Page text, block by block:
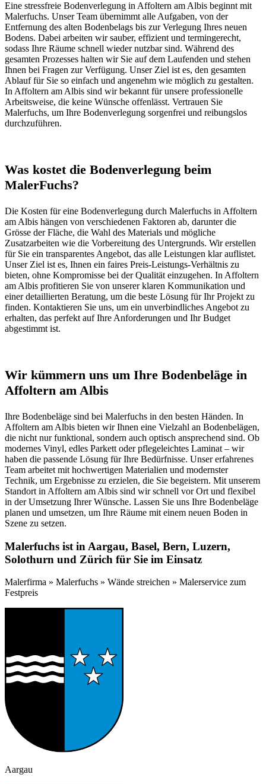
Eine stressfreie Bodenverlegung in Affoltern am Albis beginnt mit
Malerfuchs. Unser Team übernimmt alle Aufgaben, von der
Entfernung des alten Bodenbelags bis zur Verlegung Ihres neuen
Bodens. Dabei arbeiten wir sauber, effizient und termingerecht,
sodass Ihre Räume schnell wieder nutzbar sind. Während des
gesamten Prozesses halten wir Sie auf dem Laufenden und stehen
Ihnen bei Fragen zur Verfügung. Unser Ziel ist es, den gesamten
Ablauf für Sie so einfach und angenehm wie möglich zu gestalten.
In Affoltern am Albis sind wir bekannt für unsere professionelle
Arbeitsweise, die keine Wünsche offenlässt. Vertrauen Sie
Malerfuchs, um Ihre Bodenverlegung sorgenfrei und reibungslos
durchzuführen.
Was kostet die Bodenverlegung beim
MalerFuchs?
Die Kosten für eine Bodenverlegung durch Malerfuchs in Affoltern
am Albis hängen von verschiedenen Faktoren ab, darunter die
Grösse der Fläche, die Wahl des Materials und mögliche
Zusatzarbeiten wie die Vorbereitung des Untergrunds. Wir erstellen
für Sie ein transparentes Angebot, das alle Leistungen klar auflistet.
Unser Ziel ist es, Ihnen ein faires Preis-Leistungs-Verhältnis zu
bieten, ohne Kompromisse bei der Qualität einzugehen. In Affoltern
am Albis profitieren Sie von unserer klaren Kommunikation und
einer detaillierten Beratung, um die beste Lösung für Ihr Projekt zu
finden. Kontaktieren Sie uns, um ein unverbindliches Angebot zu
erhalten, das perfekt auf Ihre Anforderungen und Ihr Budget
abgestimmt ist.
Wir kümmern uns um Ihre Bodenbeläge in
Affoltern am Albis
Ihre Bodenbeläge sind bei Malerfuchs in den besten Händen. In
Affoltern am Albis bieten wir Ihnen eine Vielzahl an Bodenbelägen,
die nicht nur funktional, sondern auch optisch ansprechend sind. Ob
modernes Vinyl, edles Parkett oder pflegeleichtes Laminat – wir
haben die passende Lösung für Ihre Bedürfnisse. Unser erfahrenes
Team arbeitet mit hochwertigen Materialien und modernster
Technik, um Ergebnisse zu erzielen, die Sie begeistern. Mit unserem
Standort in Affoltern am Albis sind wir schnell vor Ort und flexibel
in der Umsetzung Ihrer Wünsche. Lassen Sie uns Ihre Bodenbeläge
planen und umsetzen, um Ihre Räume mit einem neuen Boden in
Szene zu setzen.
Malerfuchs ist in Aargau, Basel, Bern, Luzern,
Solothurn und Zürich für Sie im Einsatz
Malerfirma » Malerfuchs » Wände streichen » Malerservice zum
Festpreis
Aargau